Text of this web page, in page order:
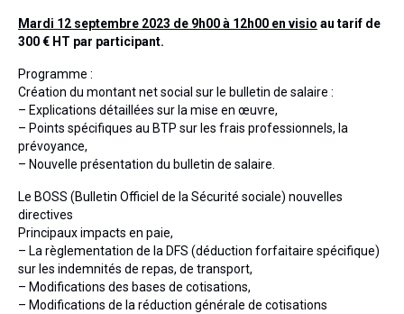
Actualités
Contact
Mardi 12 septembre 2023 de 9h00 à 12h00 en visio au tarif de
300 € HT par participant.
Programme :
Création du montant net social sur le bulletin de salaire :
– Explications détaillées sur la mise en œuvre,
– Points spécifiques au BTP sur les frais professionnels, la
prévoyance,
– Nouvelle présentation du bulletin de salaire.
Le BOSS (Bulletin Officiel de la Sécurité sociale) nouvelles
directives
Principaux impacts en paie,
– La règlementation de la DFS (déduction forfaitaire spécifique)
sur les indemnités de repas, de transport,
– Modifications des bases de cotisations,
– Modifications de la réduction générale de cotisations